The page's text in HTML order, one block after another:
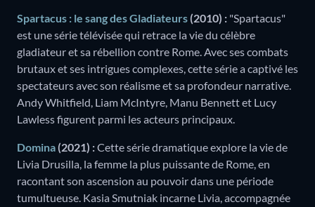
Spartacus : le sang des Gladiateurs (2010) : "Spartacus"
est une série télévisée qui retrace la vie du célèbre
gladiateur et sa rébellion contre Rome. Avec ses combats
brutaux et ses intrigues complexes, cette série a captivé les
spectateurs avec son réalisme et sa profondeur narrative.
Andy Whitfield, Liam McIntyre, Manu Bennett et Lucy
Lawless figurent parmi les acteurs principaux.
Domina (2021) :Cette série dramatique explore la vie de
Livia Drusilla, la femme la plus puissante de Rome, en
racontant son ascension au pouvoir dans une période
tumultueuse. Kasia Smutniak incarne Livia, accompagnée